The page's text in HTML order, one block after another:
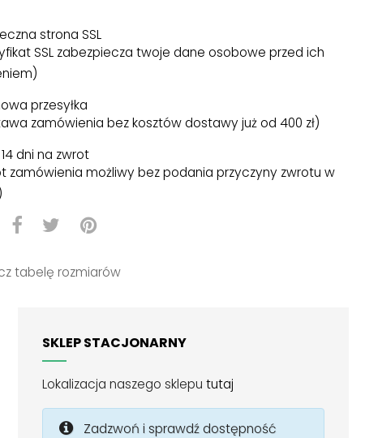
strona SSL
SSL zabezpiecza twoje dane osobowe przed ich
przesyłka
zamówienia bez kosztów dostawy już od 400 zł)
dni na zwrot
zamówienia możliwy bez podania przyczyny zwrotu w
tabelę rozmiarów
SKLEP STACJONARNY
Lokalizacja naszego sklepu tutaj
Zadzwoń i sprawdź dostępność